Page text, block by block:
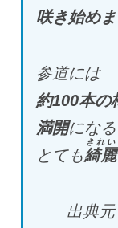
咲き始め
参道には
約100本の
満開にな
とても綺麗
きれい
出典元